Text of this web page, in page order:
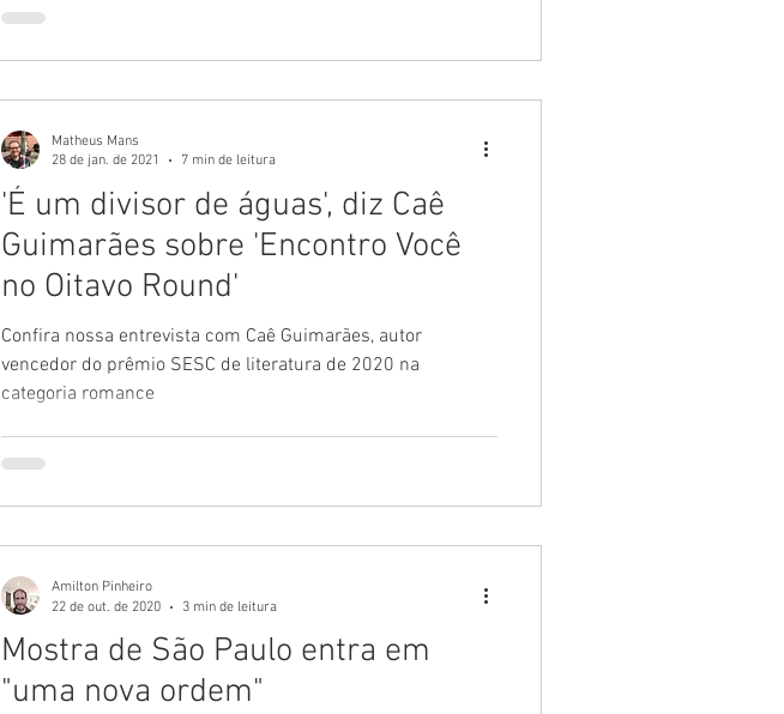
'É um divisor de águas', diz Caê
Guimarães sobre 'Encontro Você
no Oitavo Round'
Confira nossa entrevista com Caê Guimarães, autor
vencedor do prêmio SESC de literatura de 2020 na
categoria romance
Matheus Mans
28 de jan. de 2021
7 min de leitura
Mostra de São Paulo entra em
"uma nova ordem"
Amilton Pinheiro
22 de out. de 2020
3 min de leitura